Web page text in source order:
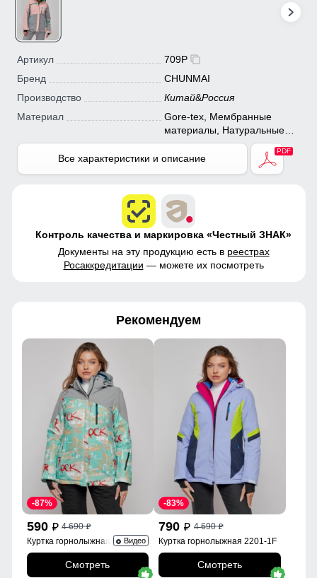
Артикул
709P
Бренд
CHUNMAI
Производство
Китай&Россия
Материал
Gore-tex, Мембранные
материалы, Натуральные
материалы, Полиэстер,
Плащевка, Тефлон,
Экологичные материалы
Все характеристики и описание
Контроль качества и маркировка «Честный ЗНАК»
Документы на эту продукцию есть в реестрах
Росаккредитации — можете их посмотреть
Рекомендуем
590 p 4 690p
-87%
Куртка горнолыжная 2252Br
Видео
Смотреть
790 p 4 690p
-83%
Куртка горнолыжная 2201-1F
Смотреть